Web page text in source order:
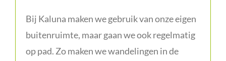
Bij Kaluna maken we gebruik van onze eigen
buitenruimte, maar gaan we ook regelmatig
op pad. Zo maken we wandelingen in de